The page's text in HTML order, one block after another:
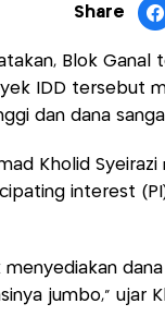
Share
Blok Ganal
IDD tersebut
dan dana
Kholid
interest
jumbo,” ujar